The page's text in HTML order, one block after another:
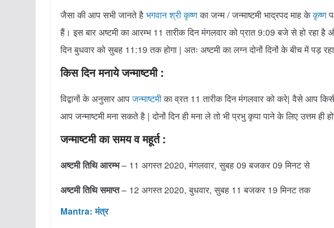
जैसा की आप सभी जानते है भगवान श्री कृष्णका जन्म / जन्माष्टमी भाद्रपद माह केकृष्ण
हैं। इस बार अष्टमी का आरम्भ 11 तारीक दिन मंगलवार को प्रात 9:09 बजे से हो रहा है
दिन बुधवार को सुबह 11:19 तक होगा | अतः अष्टमी का लग्न दोनों दिनों के बीच में पड़
किस दिन मनाये जन्माष्टमी :
विद्वानों के अनुसार आपजन्माष्टमीका व्रत 11 तारीक दिन मंगलवार को करे| वैसे आप
आप जन्माष्टमी मना सकते है | दोनों दिन ही मना ले तो भी प्रभु कृपा पाने के लिए उत्तम ही
जन्माष्टमी का समय व महूर्त :
अष्टमी तिथि आरम्भ– 11 अगस्त 2020, मंगलवार, सुबह 09 बजकर 09 मिनट से
अष्टमी तिथि समाप्त– 12 अगस्त 2020, बुधवार, सुबह 11 बजकर 19 मिनट तक
Mantra: मंत्र